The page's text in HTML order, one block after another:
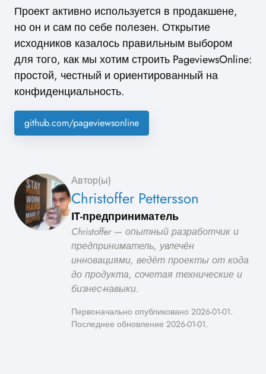
Проект активно используется в продакшене,
но он и сам по себе полезен. Открытие
исходников казалось правильным выбором
для того, как мы хотим строить PageviewsOnline:
простой, честный и ориентированный на
конфиденциальность.
github.com/pageviewsonline
Автор(ы)
Christoffer Pettersson
IT-предприниматель
Christoffer — опытный разработчик и
предприниматель, увлечён
инновациями, ведёт проекты от кода
до продукта, сочетая технические и
бизнес-навыки.
Первоначально опубликовано 2026-01-01.
Последнее обновление 2026-01-01.